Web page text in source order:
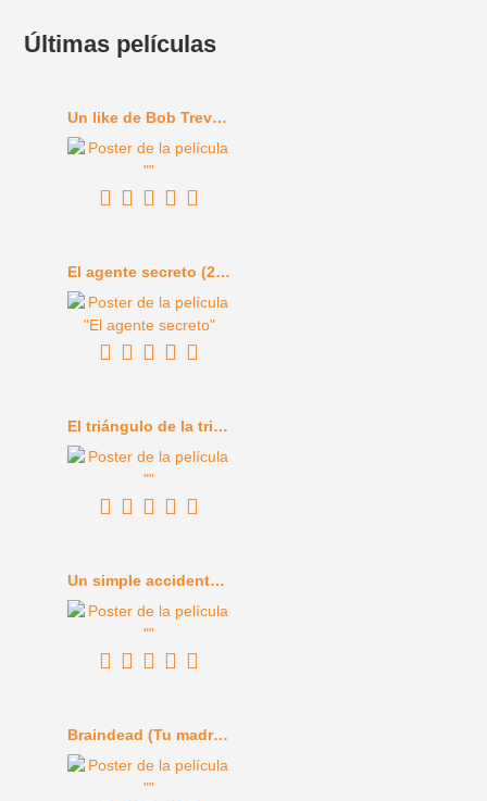
Últimas películas
Un like de Bob Trevino (2024)
El agente secreto (2025)
El triángulo de la tristeza (2022)
Un simple accidente (2025)
Braindead (Tu madre se ha comido a mi perro) (1992)